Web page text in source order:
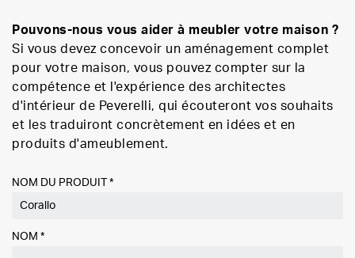
Pouvons-nous vous aider à meubler votre maison ?
Si vous devez concevoir un aménagement complet
pour votre maison, vous pouvez compter sur la
compétence et l'expérience des architectes
d'intérieur de Peverelli, qui écouteront vos souhaits
et les traduiront concrètement en idées et en
produits d'ameublement.
NOM DU PRODUIT *
NOM *